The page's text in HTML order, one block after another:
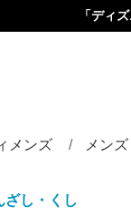
「ディ
メンズ メンズ
ざし・くし